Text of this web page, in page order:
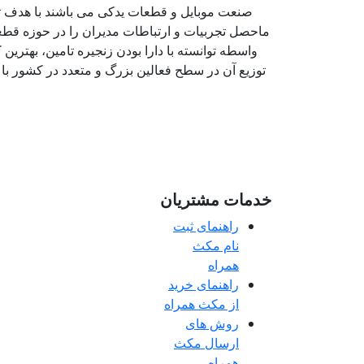
ماحصل تجربیات و ارتباطات مدیران را در حوزه
واسطه توانسته با دارا بودن زنجیره تامین،
توزیع آن در سطح فعالین بزرگ و متعدد در کشور
خدمات مشتریان
راهنمای ثبت
نام مکث
همراه
راهنمای خرید
از مکث همراه
روش های
ارسال مکث